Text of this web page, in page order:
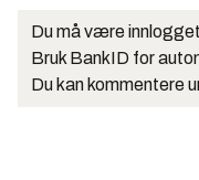
Du må være
Bruk BankID for
Du kan kommentere